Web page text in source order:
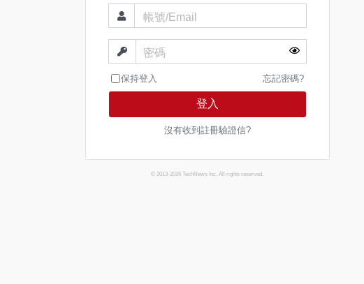
帳號/Email
密碼
保持登入 忘記密碼?
登入
沒有收到註冊驗證信?
© 2013-2026 TechNews Inc. All rights reserved.